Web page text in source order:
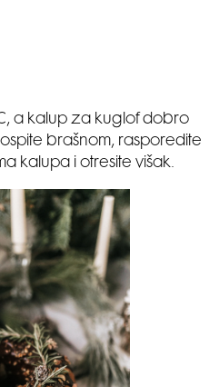
a kalup za kuglof dobro
brašnom, rasporedite
kalupa i otresite višak.